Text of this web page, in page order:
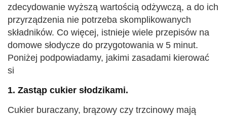
zdecydowanie wyższą wartością odżywczą, a do ich
przyrządzenia nie potrzeba skomplikowanych
składników. Co więcej, istnieje wiele przepisów na
domowe słodycze do przygotowania w 5 minut.
Poniżej podpowiadamy, jakimi zasadami kierować
si
1. Zastąp cukier słodzikami.
Cukier buraczany, brązowy czy trzcinowy mają